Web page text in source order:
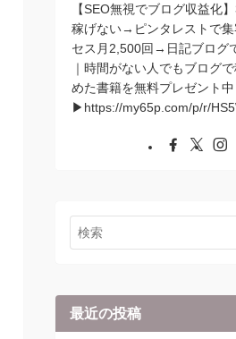
【SEO無視でブログ収益化
稼げない→ピンタレストで
セス月2,500回→日記ブログ
｜時間がない人でもブログ
めた書籍を無料プレゼント中
▶︎https://my65p.com/p/r/
最近の投稿